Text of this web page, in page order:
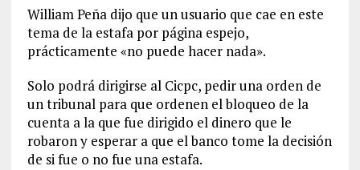
William Peña dijo que un usuario que cae en este
tema de la estafa por página espejo,
prácticamente «no puede hacer nada».
Solo podrá dirigirse al Cicpc, pedir una orden de
un tribunal para que ordenen el bloqueo de la
cuenta a la que fue dirigido el dinero que le
robaron y esperar a que el banco tome la decisión
de si fue o no fue una estafa.